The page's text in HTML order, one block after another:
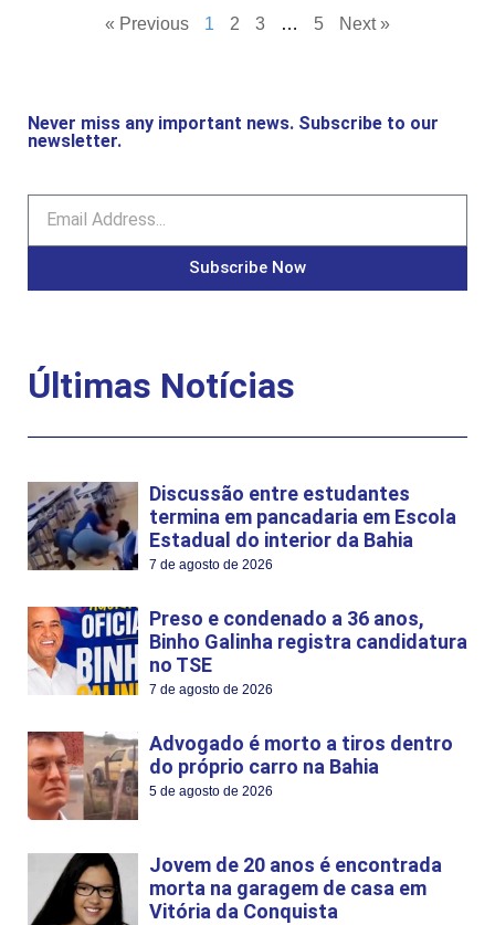
« Previous 1 2 3 … 5 Next »
Never miss any important news. Subscribe to our
newsletter.
Subscribe Now
Últimas Notícias
Discussão entre estudantes
termina em pancadaria em Escola
Estadual do interior da Bahia
7 de agosto de 2026
Preso e condenado a 36 anos,
Binho Galinha registra candidatura
no TSE
7 de agosto de 2026
Advogado é morto a tiros dentro
do próprio carro na Bahia
5 de agosto de 2026
Jovem de 20 anos é encontrada
morta na garagem de casa em
Vitória da Conquista